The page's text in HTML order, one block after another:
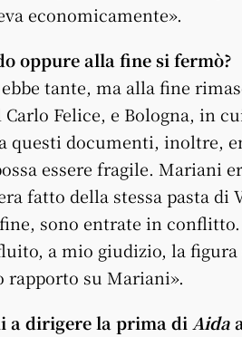
economicamente».
oppure alla fine si fermò?
tante, ma alla fine
Carlo Felice, e Bologna, in
questi documenti, inoltre,
essere fragile. Mariani
fatto della stessa pasta
sono entrate in
a mio giudizio, la figura
rapporto su Mariani».
a dirigere la prima di Aida